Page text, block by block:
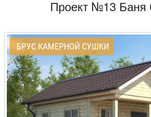
Проект №13 Баня
БРУС КАМЕРНОЙ СУШКИ